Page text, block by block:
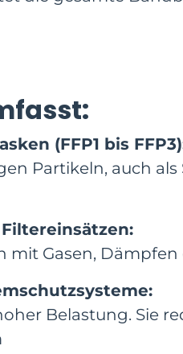
(FFP1 bis
Partikeln, auch
mit Gasen,
Belastung. Sie